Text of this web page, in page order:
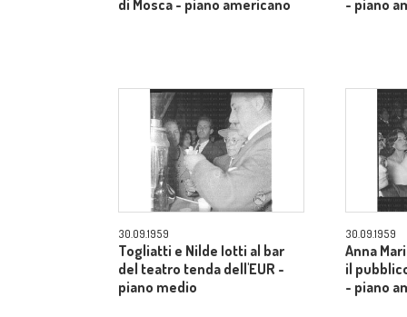
di Mosca - piano americano - piano
30.09.1959
Togliatti e Nilde Iotti al bar
del teatro tenda dell'EUR -
piano medio
30.09.1959
Anna
il
- piano